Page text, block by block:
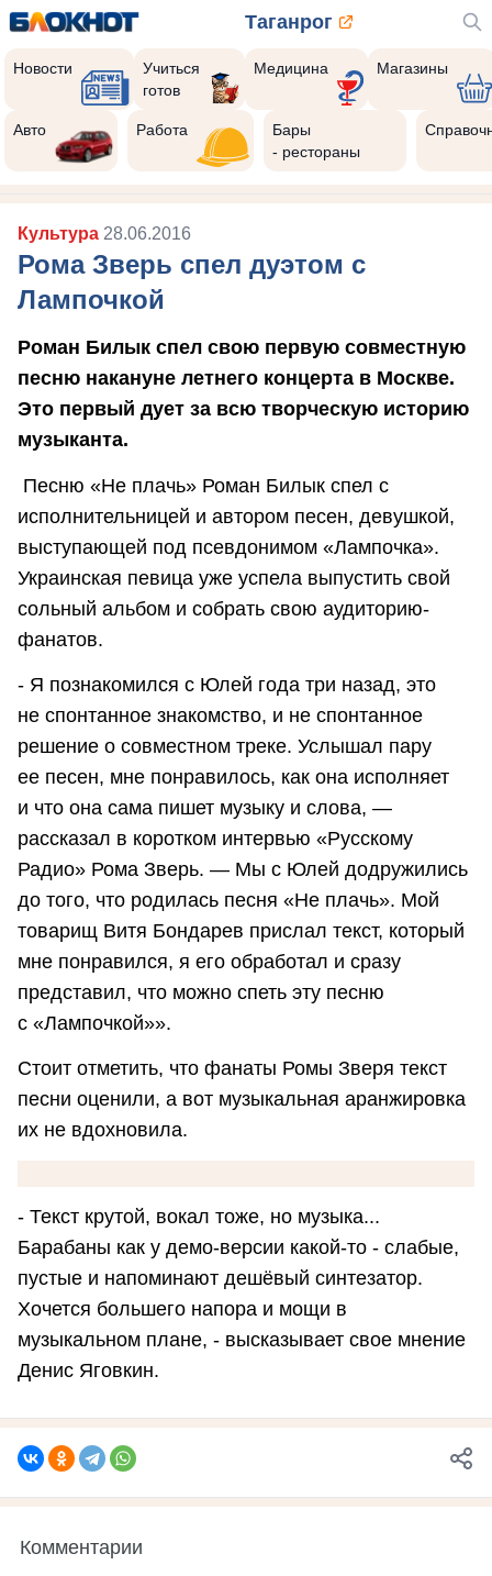
Таганрог
Новости
Учиться
готов
Медицина Магазины
Авто Работа
Бары
- рестораны
Культура 28.06.2016
Рома Зверь спел дуэтом с
Лампочкой
Роман Билык спел свою первую совместную
песню накануне летнего концерта в Москве.
Это первый дует за всю творческую историю
музыканта.
Песню «Не плачь» Роман Билык спел с
исполнительницей и автором песен, девушкой,
выступающей под псевдонимом «Лампочка».
Украинская певица уже успела выпустить свой
сольный альбом и собрать свою аудиторию-
фанатов.
- Я познакомился с Юлей года три назад, это
не спонтанное знакомство, и не спонтанное
решение о совместном треке. Услышал пару
ее песен, мне понравилось, как она исполняет
и что она сама пишет музыку и слова, —
рассказал в коротком интервью «Русскому
Радио» Рома Зверь. — Мы с Юлей додружились
до того, что родилась песня «Не плачь». Мой
товарищ Витя Бондарев прислал текст, который
мне понравился, я его обработал и сразу
представил, что можно спеть эту песню
с «Лампочкой»».
Стоит отметить, что фанаты Ромы Зверя текст
песни оценили, а вот музыкальная аранжировка
их не вдохновила.
- Текст крутой, вокал тоже, но музыка...
Барабаны как у демо-версии какой-то - слабые,
пустые и напоминают дешёвый синтезатор.
Хочется большего напора и мощи в
музыкальном плане, - высказывает свое мнение
Денис Яговкин.
Комментарии